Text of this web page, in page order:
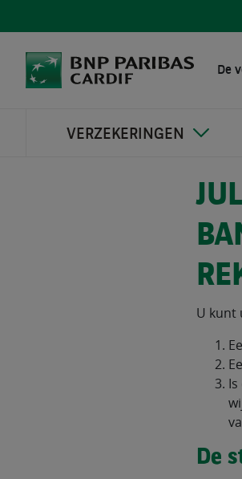
De
VERZEKERINGEN
U kunt
De